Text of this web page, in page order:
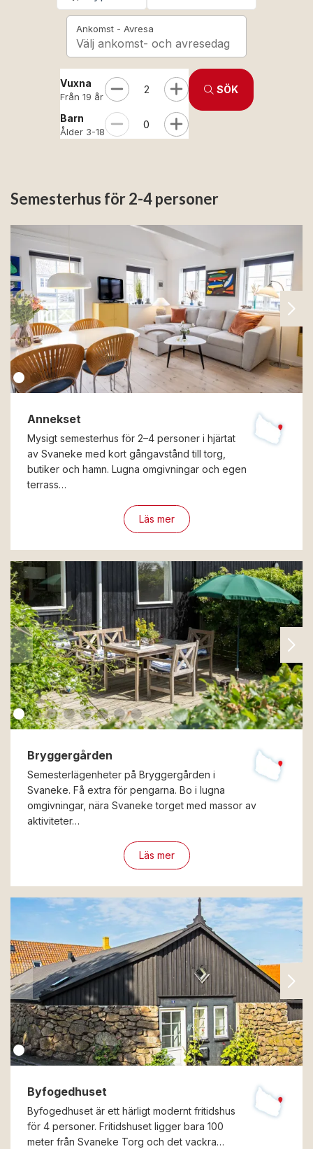
Ankomst - Avresa
Välj ankomst- och avresedag
Vuxna
Från 19 år
2
Barn
Ålder 3-18
0
SÖK
Semesterhus för 2-4 personer
Annekset
Mysigt semesterhus för 2–4 personer i hjärtat
av Svaneke med kort gångavstånd till torg,
butiker och hamn. Lugna omgivningar och egen
terrass…
Läs mer
Bryggergården
Semesterlägenheter på Bryggergården i
Svaneke. Få extra för pengarna. Bo i lugna
omgivningar, nära Svaneke torget med massor av
aktiviteter…
Läs mer
Byfogedhuset
Byfogedhuset är ett härligt modernt fritidshus
för 4 personer. Fritidshuset ligger bara 100
meter från Svaneke Torg och det vackra…